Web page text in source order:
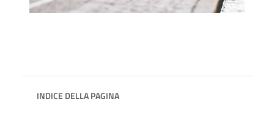
INDICE DELLA PAGINA